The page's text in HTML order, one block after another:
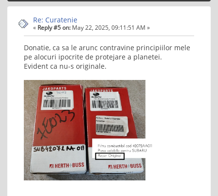
Re: Curatenie
« Reply #5 on: May 22, 2025, 09:11:51 AM »
Donatie, ca sa le arunc contravine principiilor mele
pe alocuri ipocrite de protejare a planetei.
Evident ca nu-s originale.